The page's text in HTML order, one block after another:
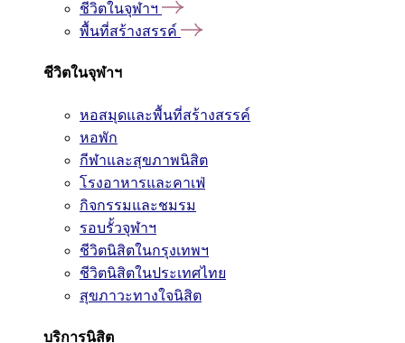
ชีวิตในจุฬาฯ
พื้นที่สร้างสรรค์
ชีวิตในจุฬาฯ
หอสมุดและพื้นที่สร้างสรรค์
หอพัก
กีฬาและสุขภาพนิสิต
โรงอาหารและคาเฟ่
กิจกรรมและชมรม
รอบรั้วจุฬาฯ
ชีวิตนิสิตในกรุงเทพฯ
ชีวิตนิสิตในประเทศไทย
สุขภาวะทางใจนิสิต
บริการนิสิต